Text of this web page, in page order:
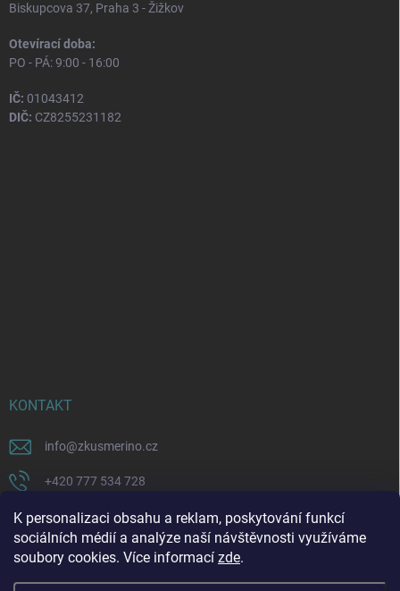
K personalizaci obsahu a reklam, poskytování funkcí
sociálních médií a analýze naší návštěvnosti využíváme
soubory cookies. Více informací zde.
Biskupcova 37, Praha 3 - Žižkov
Otevírací doba:
PO - PÁ: 9:00 - 16:00
IČ: 01043412
DIČ: CZ8255231182
KONTAKT
info@zkusmerino.cz
+420 777 534 728
https://www.facebook.com/zkusmerino/
zkusmerino.cz